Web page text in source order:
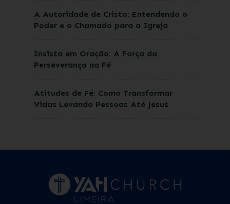
A Autoridade de Cristo: Entendendo o
Poder e o Chamado para a Igreja
Insista em Oração: A Força da
Perseverança na Fé
Atitudes de Fé: Como Transformar
Vidas Levando Pessoas Até Jesus